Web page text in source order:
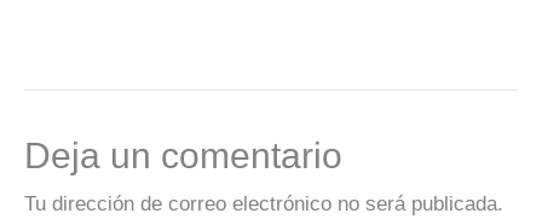
Deja un comentario
Tu dirección de correo electrónico no será publicada.